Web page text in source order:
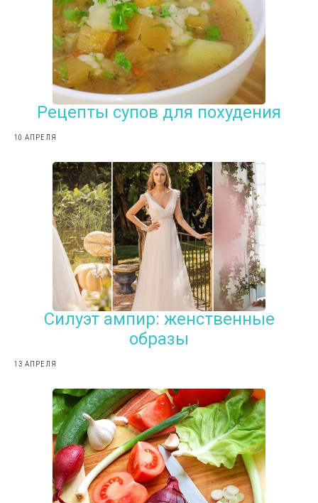
Рецепты супов для похудения
10 АПРЕЛЯ
Силуэт ампир: женственные
образы
13 АПРЕЛЯ